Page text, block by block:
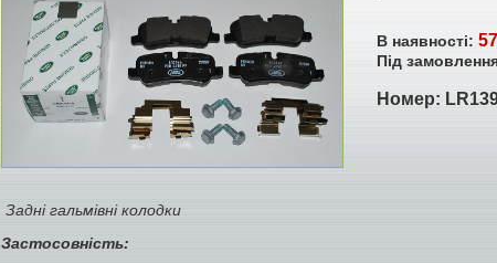
В наявності:
Під
Номер:
Задні гальмівні колодки
Застосовність: